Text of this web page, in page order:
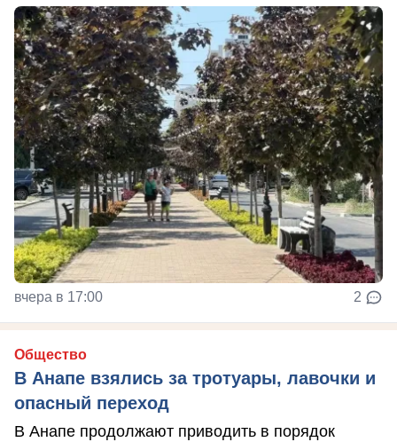
вчера в 17:00 2
Общество
В Анапе взялись за тротуары, лавочки и
опасный переход
В Анапе продолжают приводить в порядок